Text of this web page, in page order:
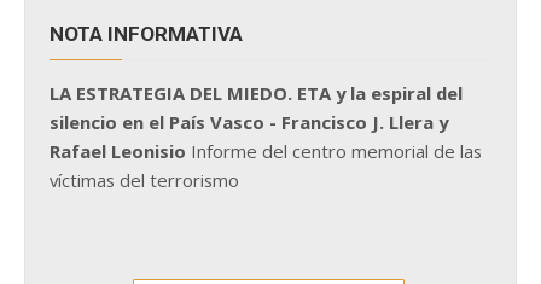
NOTA INFORMATIVA
LA ESTRATEGIA DEL MIEDO. ETA y la espiral del
silencio en el País Vasco - Francisco J. Llera y
Rafael Leonisio Informe del centro memorial de las
víctimas del terrorismo